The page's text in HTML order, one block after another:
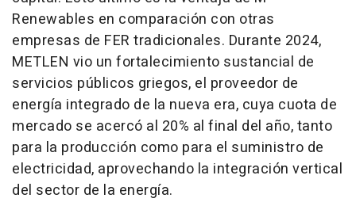
Renewables en comparación con otras
empresas de FER tradicionales. Durante 2024,
METLEN vio un fortalecimiento sustancial de
servicios públicos griegos, el proveedor de
energía integrado de la nueva era, cuya cuota de
mercado se acercó al 20% al final del año, tanto
para la producción como para el suministro de
electricidad, aprovechando la integración vertical
del sector de la energía.